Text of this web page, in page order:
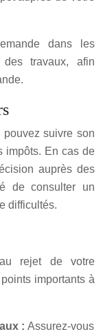
dans les
travaux, afin
suivre son
impôts. En cas de
auprès des
de consulter un
difficultés.
rejet de votre
importants à
: Assurez-vous